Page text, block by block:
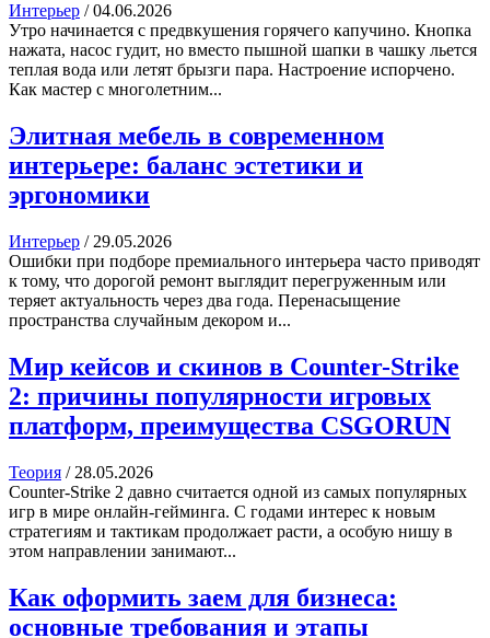
Интерьер /04.06.2026
Утро начинается с предвкушения горячего капучино. Кнопка
нажата, насос гудит, но вместо пышной шапки в чашку льется
теплая вода или летят брызги пара. Настроение испорчено.
Как мастер с многолетним...
Элитная мебель в современном
интерьере: баланс эстетики и
эргономики
Интерьер / 29.05.2026
Ошибки при подборе премиального интерьера часто приводят
к тому, что дорогой ремонт выглядит перегруженным или
теряет актуальность через два года. Перенасыщение
пространства случайным декором и...
Мир кейсов и скинов в Counter-Strike
2: причины популярности игровых
платформ, преимущества CSGORUN
Теория / 28.05.2026
Counter-Strike 2 давно считается одной из самых популярных
игр в мире онлайн-гейминга. С годами интерес к новым
стратегиям и тактикам продолжает расти, а особую нишу в
этом направлении занимают...
Как оформить заем для бизнеса:
основные требования и этапы